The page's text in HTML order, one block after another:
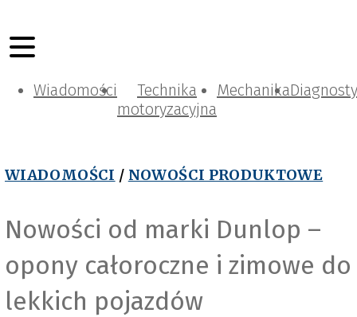
Wiadomości
Technika
motoryzacyjna
Mechanika
WIADOMOŚCI / NOWOŚCI PRODUKTOWE
Nowości od marki Dunlop –
opony całoroczne i zimowe do
lekkich pojazdów